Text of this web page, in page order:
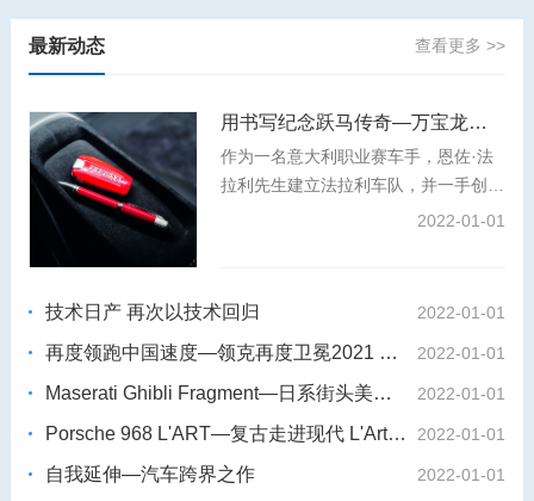
最新动态 查看更多 >>
用书写纪念跃马传奇—万宝龙著名人物系列恩佐·法拉利特别款书写工具
作为一名意大利职业赛车手，恩佐·法
拉利先生建立法拉利车队，并一手创办
了法拉利汽车品牌。秉承对卓越工艺与
赛车手与工程奇才的故事娓娓道来。
2022-01-01
技术日产 再次以技术回归 2022-01-01
再度领跑中国速度—领克再度卫冕2021 WTCR世界杯 2022-01-01
Maserati Ghibli Fragment—日系街头美学 藤原浩 X玛莎拉蒂Ghibli 2022-01-01
Porsche 968 L'ART—复古走进现代 L'Art de L'Automobile X保时捷968 2022-01-01
自我延伸—汽车跨界之作 2022-01-01